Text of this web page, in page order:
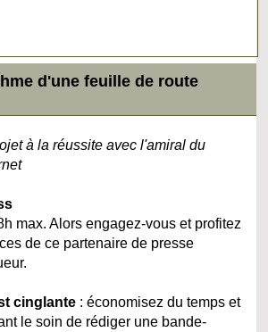
d'une feuille de route
à la réussite avec l'amiral du
max. Alors engagez-vous et profitez
de ce partenaire de presse
cinglante : économisez du temps et
le soin de rédiger une bande-